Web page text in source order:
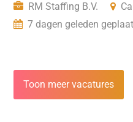
RM Staffing B.V.
7 dagen geleden
Toon meer vacatures